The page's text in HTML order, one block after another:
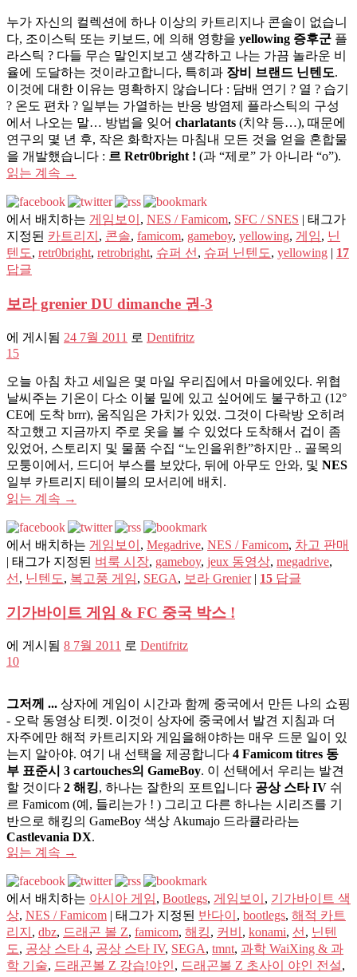
누가 자신의 컬렉션에 하나 이상의 카트리지나 콘솔이 없습니
다, 조이스틱 또는 키보드, 에 의해 영향을 yellowing 증후군 플
라스틱 ? 다들 무슨 말인지보고 생각하고 나는 가끔 놀라운 비
율에 도달하는 것이라고합니다, 특히과 장비 브랜드 닌텐도.
이것에 대한 이유는 명확하지 않습니다 : 담배 연기 ? 열 ? 습기
? 온도 편차 ? 일부는 가열하는 반응 방염제 플라스틱의 구성
에서 나오는 말… 방법을 잊어 charlatants (치약 등…), 때문에
연구의 몇 년 후, 작은 화학자는 마침내 모든 것을 얻을 혼합물
을 개발했습니다 : 르 Retr0bright ! (과 “제로” 가 아니라 “o”).
읽는 계속 →
에서 배치하는 게임보이 , NES / Famicom, SFC / SNES | 태그가
지정된 카트리지 , 콘솔, famicom, gameboy, yellowing, 게임, 닌
텐도, retr0bright, retrobright, 슈퍼 선, 슈퍼 닌텐도, yellowing | 17
답글
보라 grenier DU dimanche 권-3
에 게시됨 24 7월 2011 로 Dentifritz
15
오늘 아침 차고 세일은 몇 마일 우리집에서 마을에있다. 위협
날씨주는 기온이 다소 이불 밑에 있고 싶어에도 불구하고 (12°
CE에 도착 brrr), 움직임은 가치가 있었. 그것이 다락방 오히려
작고했고 지금까지 주로 옷을 볼 수 있었다 도착해서 겁이 좀
있었어, 스토리지 및 물품 수집 “노인을위한”하지만 .. 골목의
모퉁이에서, 드디어 부스를 보았다, 뒤에 아무도 안와, 및 NES
일부 카트리지 테이블의 모서리에 배치.
읽는 계속 →
에서 배치하는 게임보이 , Megadrive, NES / Famicom, 차고 판매
| 태그가 지정된 벼룩 시장, gameboy, jeux 동영상, megadrive,
선 , 닌텐도, 복고풍 게임, SEGA, 보라 Grenier | 15 답글
기가바이트 게임 & FC 중국 박스 !
에 게시됨 8 7월 2011 로 Dentifritz
10
그저께 ... 상자에 게임이 시간과 함께 중국에서 만든 나의 쇼핑
- 오락 동영상 티켓. 이것이 상자에 중국에서 발견 지침과 더
자주에만 해적 카트리지와 게임을해야하는 매우 드문 일이 있
는지 알아야. 여기 내 선택을 제공합니다 4 Famicom titres 동
부 표준시 3 cartouches의 GameBoy. 이 선택에서 우리는 발견
할 것이다 2 해킹, 하나는 잘한의 포트입니다 공상 스타 IV 쉬
르 Famicom (예, 들리는가 ! ) 그리고 다른 하나는 시리즈를 기
반으로 해킹의 GameBoy 색상 Akumajo 드라큘라라는
Castlevania DX.
읽는 계속 →
에서 배치하는 아시아 게임, Bootlegs, 게임보이 , 기가바이트 색
상, NES / Famicom | 태그가 지정된 반다이 , bootlegs, 해적 카트
리지 , dbz, 드래곤 볼 Z, famicom, 해킹, 커비 , konami, 선 , 닌텐
도, 공상 스타 4, 공상 스타 IV, SEGA, tmnt, 과학 WaiXing & 과
학 기술, 드래곤볼 Z 강습!야인 , 드래곤볼 Z 초사이 야인 전설,